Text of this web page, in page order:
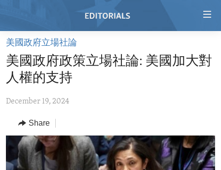
Skip
main
content
to
Navigation
Skip
Search
HOME
VIDEO
REGIONS
AFRICA
AMERICAS
ASIA
TOPICS
HUMAN RIGHTS
SECURITY AND DEFENSE
ARCHIVE
ABOUT US
美國政府立場社論
美國政府政策立場社論: 美國加大對
人權的支持
December 19, 2024
Share